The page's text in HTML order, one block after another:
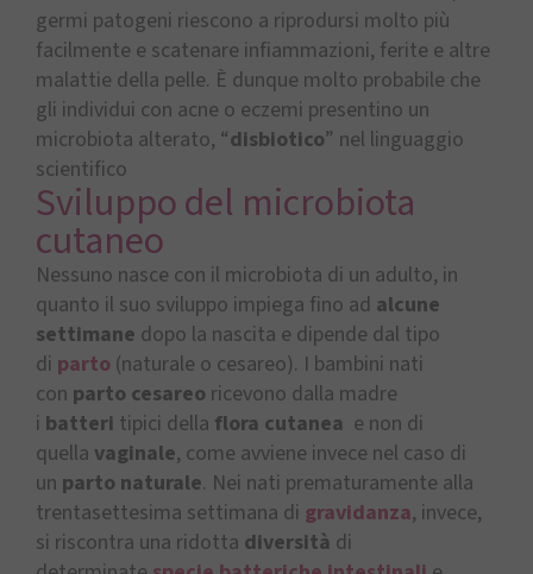
germi patogeni riescono a riprodursi molto più
facilmente e scatenare infiammazioni, ferite e altre
malattie della pelle. È dunque molto probabile che
gli individui con acne o eczemi presentino un
microbiota alterato, “disbiotico” nel linguaggio
scientifico
Sviluppo del microbiota
cutaneo
Nessuno nasce con il microbiota di un adulto, in
quanto il suo sviluppo impiega fino ad alcune
settimane dopo la nascita e dipende dal tipo
di parto (naturale o cesareo). I bambini nati
con parto cesareo ricevono dalla madre
i batteri tipici della flora cutanea e non di
quella vaginale, come avviene invece nel caso di
un parto naturale. Nei nati prematuramente alla
trentasettesima settimana di gravidanza, invece,
si riscontra una ridotta diversità di